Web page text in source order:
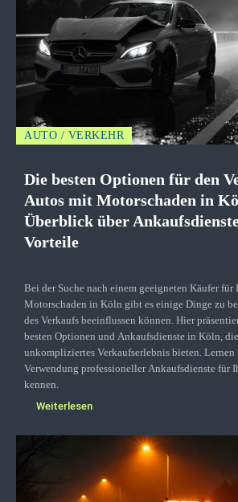
AUTO / VERKEHR
Die besten Optionen für den
Autos mit Motorschaden in
Überblick über
Vorteile
Bei der Suche nach einem geeigneten Käufer
Motorschaden in Köln gibt es einige Dinge zu
des Verkaufs beeinflussen können. Hier
besten Optionen und Ankaufsdienste in Köln,
unkompliziertes Verkaufserlebnis bieten. Lernen
Verwendung professioneller Ankaufsdienste für
kennen.
Weiterlesen